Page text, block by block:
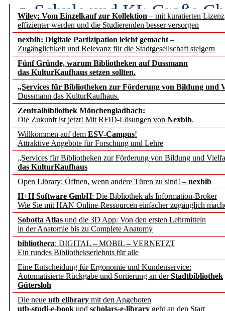
Wiley: Vom Einzelkauf zur Kollektion – mit kuratierten
effizienter werden und die Studierenden besser versorgen
nexbib: Digitale Partizipation leicht gemacht –
Zugänglichkeit und Relevanz für die Stadtgesellschaft steigern
Fünf Gründe, warum Bibliotheken auf Dussmann
das KulturKaufhaus setzen sollten.
„Services für Bibliotheken zur Förderung von Bildung und
Dussmann das KulturKaufhaus.
Zentralbibliothek Mönchengladbach:
Die Zukunft ist jetzt! Mit RFID-Lösungen von Nexbib.
Willkommen auf dem ESV-Campus!
Attraktive Angebote für Forschung und Lehre
„Services für Bibliotheken zur Förderung von Bildung und
das KulturKaufhaus
Open Library: Öffnen, wenn andere Türen zu sind! – nexbib
H+H Software GmbH: Die Bibliothek als Information-Broker
Wie Sie mit HAN Online-Ressourcen einfacher zugänglich
Sobotta Atlas und die 3D App: Von den ersten Lehrmitteln
in der Anatomie bis zu Complete Anatomy
bibliotheca: DIGITAL – MOBIL – VERNETZT
Ein rundes Bibliothekserlebnis für alle
Eine Entscheidung für Ergonomie und Kundenservice:
Automatisierte Rückgabe und Sortierung an derStadtbibliothek
Gütersloh
Die neue utb elibrary mit den Angeboten
utb-studi-e-book und scholars-e-library geht an den Start
Schule und KI: Große
Voraussetzungen
Erfolgreiches erstes
Segment Research –
angepasst
konstruktiv!
Mohr Siebeck
und die Zeitschrift für
Francke Attempto
EBSCO Information
Recherchefunktionen in
Sorbisches Institut neu
Geschichte und